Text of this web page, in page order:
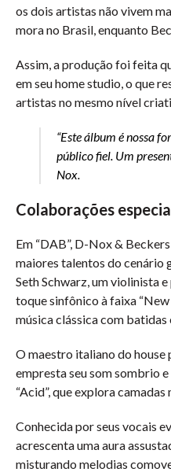
os dois artistas não vivem
mora no Brasil, enquanto
Assim, a produção foi feita
em seu home studio, o que
artistas no mesmo nível
“Este álbum é nossa
público fiel. Um
Nox.
Colaborações
Em “DAB”, D-Nox &
maiores talentos do cenário
Seth Schwarz, um violinista
toque sinfônico à faixa
música clássica com
O maestro italiano do
empresta seu som sombrio
“Acid”, que explora
Conhecida por seus vocais
acrescenta uma aura
misturando melodias